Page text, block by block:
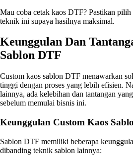
Mau coba cetak kaos DTF? Pastikan
teknik ini supaya hasilnya maksimal.
Keunggulan Dan
Sablon DTF
Custom kaos sablon DTF menawarkan
tinggi dengan proses yang lebih efisien.
lainnya, ada kelebihan dan tantangan
sebelum memulai bisnis ini.
Keunggulan Custom Kaos
Sablon DTF memiliki beberapa
dibanding teknik sablon lainnya: